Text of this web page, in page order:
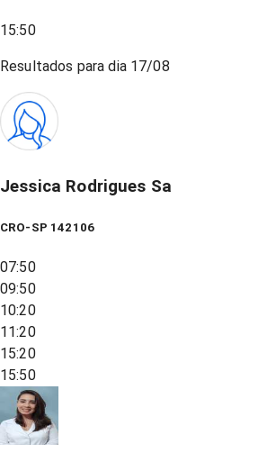
15:50
Resultados para dia 17/08
Jessica Rodrigues Sa
CRO-SP 142106
07:50
09:50
10:20
11:20
15:20
15:50